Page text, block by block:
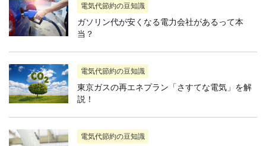
電気代節約の豆知識
ガソリン代が安くなる電力会社があるって本
当？
電気代節約の豆知識
東京ガスの再エネプラン「さすてな電気」を解
説！
電気代節約の豆知識